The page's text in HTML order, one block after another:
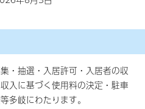
・抽選・入居許可・入居者の収
入に基づく使用料の決定・駐車
多岐にわたります。